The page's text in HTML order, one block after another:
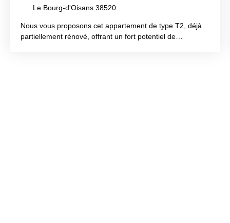
Le Bourg-d'Oisans 38520
Nous vous proposons cet appartement de type T2, déjà
partiellement rénové, offrant un fort potentiel de